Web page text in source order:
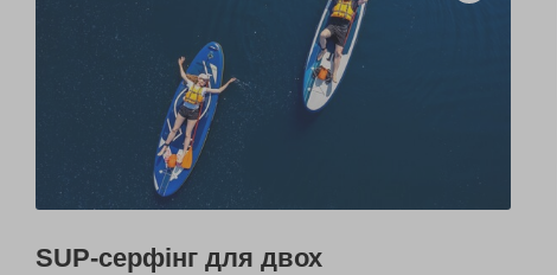
SUP-серфінг для двох